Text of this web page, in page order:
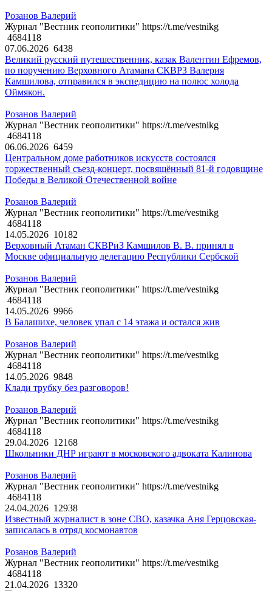
Розанов Валерий
Журнал "Вестник геополитики" https://t.me/vestnikg
4684118
07.06.2026 6438
Великий русский путешественник, казак Валентин Ефремов,
по поручению Верховного Атамана СКВРЗ Валерия
Камшилова, отправился в экспедицию на полюс холода
Оймякон.
Розанов Валерий
Журнал "Вестник геополитики" https://t.me/vestnikg
4684118
06.06.2026 6459
Центральном доме работников искусств состоялся
торжественный съезд-концерт, посвящённый 81-й годовщине
Победы в Великой Отечественной войне
Розанов Валерий
Журнал "Вестник геополитики" https://t.me/vestnikg
4684118
14.05.2026 10182
Верховный Атаман СКВРиЗ Камшилов В. В. принял в
Москве официальную делегацию Республики Сербской
Розанов Валерий
Журнал "Вестник геополитики" https://t.me/vestnikg
4684118
14.05.2026 9966
В Балашихе, человек упал с 14 этажа и остался жив
Розанов Валерий
Журнал "Вестник геополитики" https://t.me/vestnikg
4684118
14.05.2026 9848
Клади трубку без разговоров!
Розанов Валерий
Журнал "Вестник геополитики" https://t.me/vestnikg
4684118
29.04.2026 12168
Школьники ДНР играют в московского адвоката Калинова
Розанов Валерий
Журнал "Вестник геополитики" https://t.me/vestnikg
4684118
24.04.2026 12938
Известный журналист в зоне СВО, казачка Аня Герцовская-
записалась в отряд космонавтов
Розанов Валерий
Журнал "Вестник геополитики" https://t.me/vestnikg
4684118
21.04.2026 13320